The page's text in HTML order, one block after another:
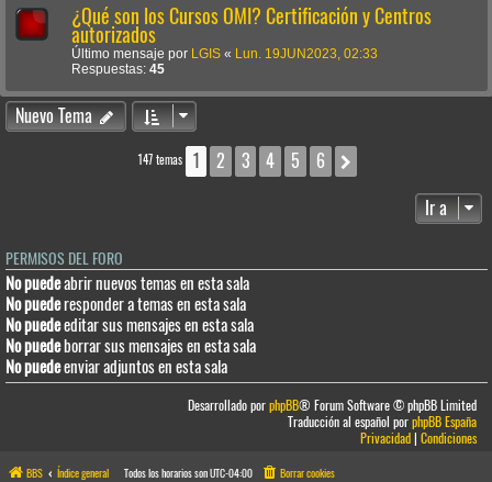
¿Qué son los Cursos OMI? Certificación y Centros
autorizados
Último mensaje por LGIS «
Lun. 19JUN2023, 02:33
Respuestas: 45
Nuevo Tema
147 temas 1 2 3 4 5 6
Ir a
PERMISOS DEL FORO
No puedeabrir nuevos temas en esta sala
No puederesponder a temas en esta sala
No puedeeditar sus mensajes en esta sala
No puedeborrar sus mensajes en esta sala
No puedeenviar adjuntos en esta sala
Desarrollado porphpBB® Forum Software © phpBB Limited
Traducción al español porphpBB España
Privacidad|Condiciones
BBS Índice general Todos los horarios sonUTC-04:00 Borrar cookies